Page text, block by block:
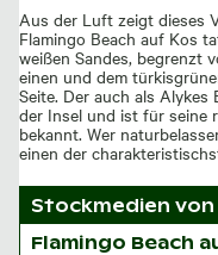
Aus der Luft zeigt dieses
Flamingo Beach auf Kos
weißen Sandes, begrenzt
einen und dem
Seite. Der auch als
der Insel und ist für seine
bekannt. Wer
einen der
Stockmedien von
Flamingo Beach